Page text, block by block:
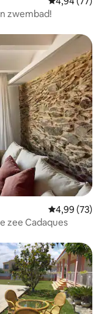
zwembad!
Gemiddelde
4,99 (73)
zee Cadaques